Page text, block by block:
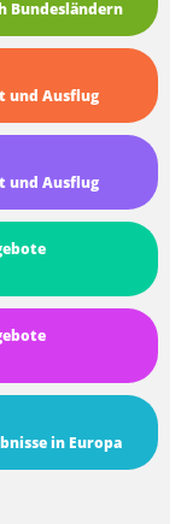
Bundesländern
und Ausflug
und Ausflug
in Europa